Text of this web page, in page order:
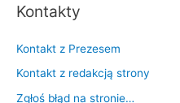
Kontakty
Kontakt z Prezesem
Kontakt z redakcją strony
Zgłoś błąd na stronie…